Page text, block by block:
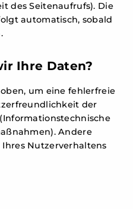
des Seitenaufrufs). Die
automatisch, sobald
Ihre Daten?
um eine fehlerfreie
der
Andere
Nutzerverhaltens